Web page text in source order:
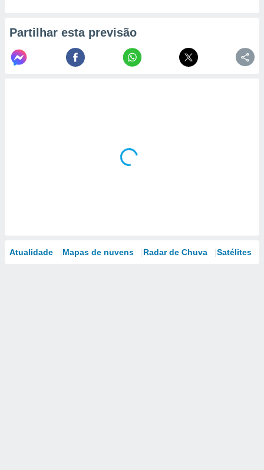
Partilhar esta previsão
Atualidade Mapas de nuvens Radar de Chuva Satélites